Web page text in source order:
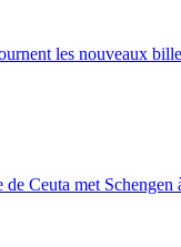
les nouveaux
Ceuta met Schengen